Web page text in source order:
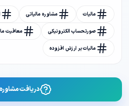
مالیات مشاوره مالیاتی
صورتحساب الکترونیکی معافیت
مالیات بر ارزش افزوده
دریافت